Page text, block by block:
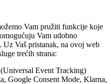
Vam pružiti funkcije koje
Vam udobno
Uz Vaš pristanak, na ovoj web
trećih strana:
Event Tracking)
Google Consent Mode, Klarna,